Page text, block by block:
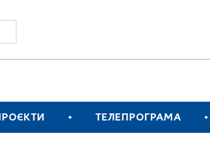
ТЕЛЕПРОГРАМА